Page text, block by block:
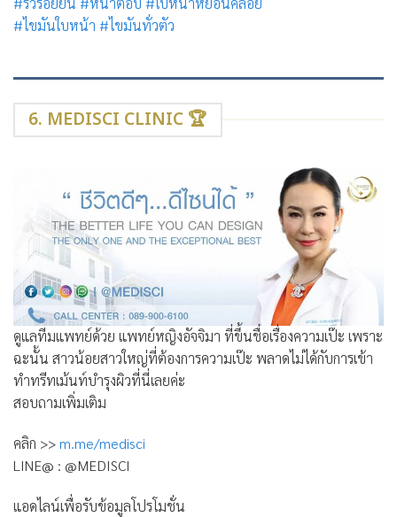
#ไขมันใบหน้า #ไขมันทั่วตัว
6. MEDISCI CLINIC 🏆
ดูแลทีมแพทย์ด้วย แพทย์หญิงอัจจิมา ที่ขึ้นชื่อเรื่องความเป๊ะ เพราะ
ฉะนั้น สาวน้อยสาวใหญ่ที่ต้องการความเป๊ะ พลาดไม่ได้กับการเข้า
ทำทรีทเม้นท์บำรุงผิวที่นี่เลยค่ะ
สอบถามเพิ่มเติม
คลิก >>m.me/medisci
LINE@ : @MEDISCI
แอดไลน์เพื่อรับข้อมูลโปรโมชั่น